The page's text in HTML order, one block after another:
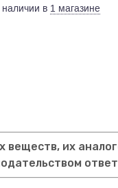
наличии в 1 магазине
их